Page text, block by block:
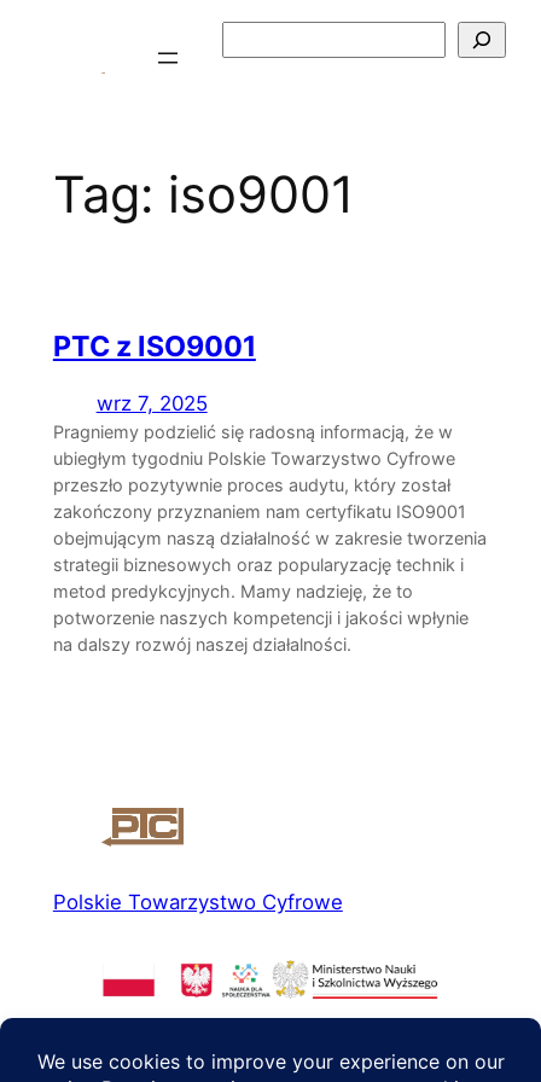
Tag: iso9001
PTC z ISO9001
wrz 7, 2025
Pragniemy podzielić się radosną informacją, że w
ubiegłym tygodniu Polskie Towarzystwo Cyfrowe
przeszło pozytywnie proces audytu, który został
zakończony przyznaniem nam certyfikatu ISO9001
obejmującym naszą działalność w zakresie tworzenia
strategii biznesowych oraz popularyzację technik i
metod predykcyjnych. Mamy nadzieję, że to
potworzenie naszych kompetencji i jakości wpłynie
na dalszy rozwój naszej działalności.
Polskie Towarzystwo Cyfrowe